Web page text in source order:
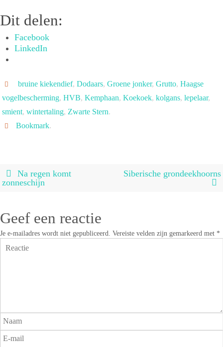
Dit delen:
Facebook
LinkedIn
bruine kiekendief, Dodaars, Groene jonker, Grutto, Haagse
vogelbescherming, HVB, Kemphaan, Koekoek, kolgans, lepelaar,
smient, wintertaling, Zwarte Stern.
Bookmark.
Na regen komt
zonneschijn
Siberische grondeekhoorns
Geef een reactie
Je e-mailadres wordt niet gepubliceerd. Vereiste velden zijn gemarkeerd met *